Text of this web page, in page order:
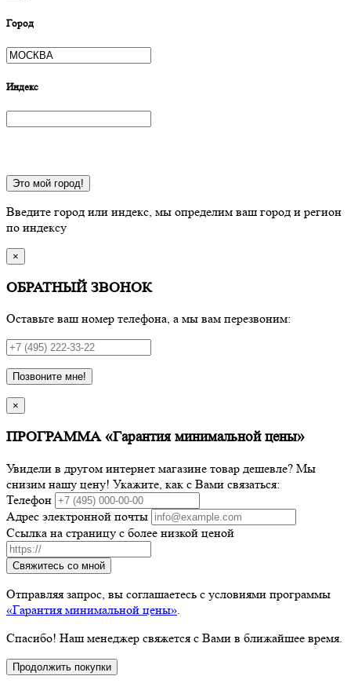
Город
Индекс
Это мой город!
Введите город или индекс, мы определим ваш город и регион
по индексу
×
ОБРАТНЫЙ ЗВОНОК
Оставьте ваш номер телефона, а мы вам перезвоним:
Позвоните мне!
×
ПРОГРАММА «Гарантия минимальной цены»
Увидели в другом интернет магазине товар дешевле? Мы
снизим нашу цену! Укажите, как с Вами связаться:
Телефон
Адрес электронной почты
Ссылка на страницу с более низкой ценой
Свяжитесь со мной
Отправляя запрос, вы соглашаетесь с условиями программы
«Гарантия минимальной цены»
Спасибо! Наш менеджер свяжется с Вами в ближайшее время.
Продолжить покупки